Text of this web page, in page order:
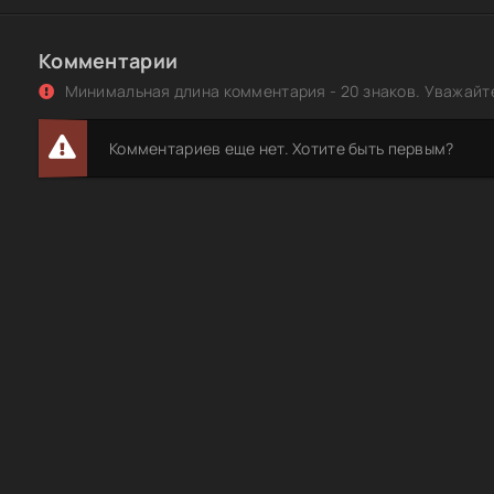
Комментарии
Минимальная длина комментария - 20 знаков.
Комментариев еще нет. Хотите быть первым?